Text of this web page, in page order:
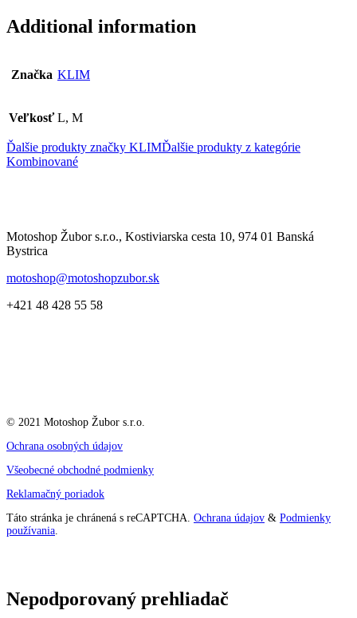
Additional information
Značka KLIM
Veľkosť L, M
Ďalšie produkty značky KLIMĎalšie produkty z kategórie
Kombinované
Motoshop Žubor s.r.o., Kostiviarska cesta 10, 974 01 Banská
Bystrica
motoshop@motoshopzubor.sk
+421 48 428 55 58
© 2021 Motoshop Žubor s.r.o.
Ochrana osobných údajov
Všeobecné obchodné podmienky
Reklamačný poriadok
Táto stránka je chránená s reCAPTCHA. Ochrana údajov & Podmienky
používania.
Nepodporovaný prehliadač